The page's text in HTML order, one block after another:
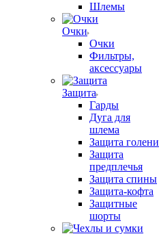
Шлемы
Очки
Очки
Фильтры,
аксессуары
Защита
Гарды
Дуга для
шлема
Защита голени
Защита
предплечья
Защита спины
Защита-кофта
Защитные
шорты